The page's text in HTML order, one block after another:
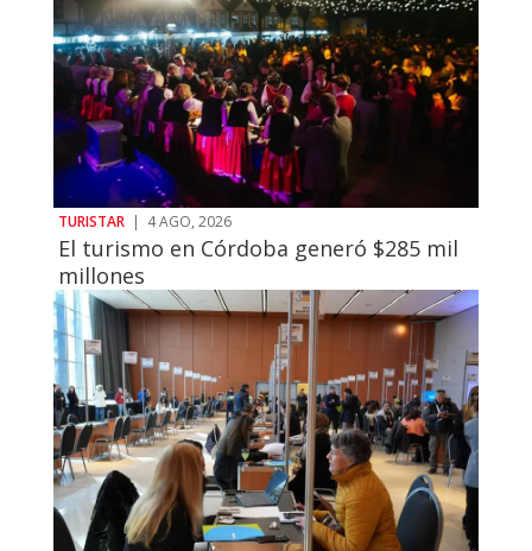
TURISTAR | 4 AGO, 2026
El turismo en Córdoba generó $285 mil
millones